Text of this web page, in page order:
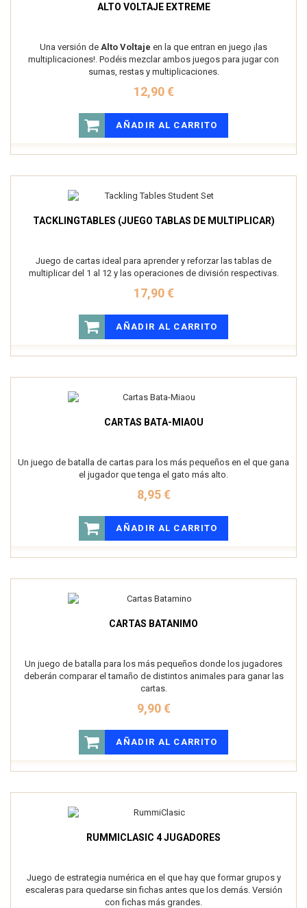
ALTO VOLTAJE EXTREME
Una versión de Alto Voltaje en la que entran en juego ¡las
multiplicaciones!. Podéis mezclar ambos juegos para jugar con
sumas, restas y multiplicaciones.
12,90 €
AÑADIR AL CARRITO
TACKLINGTABLES (JUEGO TABLAS DE MULTIPLICAR)
Juego de cartas ideal para aprender y reforzar las tablas de
multiplicar del 1 al 12 y las operaciones de división respectivas.
17,90 €
AÑADIR AL CARRITO
CARTAS BATA-MIAOU
Un juego de batalla de cartas para los más pequeños en el que gana
el jugador que tenga el gato más alto.
8,95 €
AÑADIR AL CARRITO
CARTAS BATANIMO
Un juego de batalla para los más pequeños donde los jugadores
deberán comparar el tamaño de distintos animales para ganar las
cartas.
9,90 €
AÑADIR AL CARRITO
RUMMICLASIC 4 JUGADORES
Juego de estrategia numérica en el que hay que formar grupos y
escaleras para quedarse sin fichas antes que los demás. Versión
con fichas más grandes.